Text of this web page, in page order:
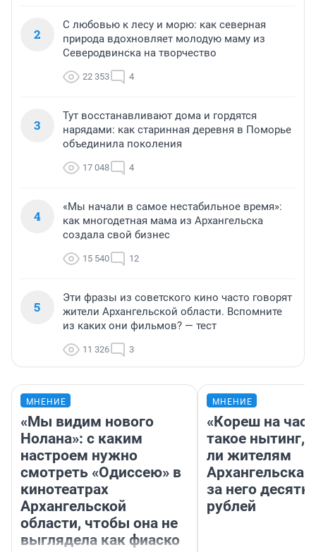
2
С любовью к лесу и морю: как северная
природа вдохновляет молодую маму из
Северодвинска на творчество
22 353 4
3
Тут восстанавливают дома и гордятся
нарядами: как старинная деревня в Поморье
объединила поколения
17 048 4
4
«Мы начали в самое нестабильное время»:
как многодетная мама из Архангельска
создала свой бизнес
15 540 12
5
Эти фразы из советского кино часто говорят
жители Архангельской области. Вспомните
из каких они фильмов? — тест
11 326 3
МНЕНИЕ
«Мы видим нового
Нолана»: с каким
настроем нужно
смотреть «Одиссею» в
кинотеатрах
Архангельской
области, чтобы она не
выглядела как фиаско
МНЕНИЕ
«Кореш на
такое нытинг,
ли жителям
Архангельска
за него
рублей